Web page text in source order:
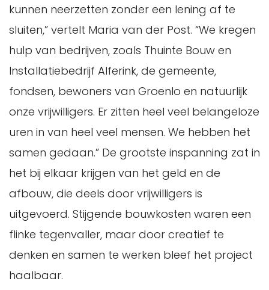
kunnen neerzetten zonder een lening af te
sluiten,” vertelt Maria van der Post. “We kregen
hulp van bedrijven, zoals Thuinte Bouw en
Installatiebedrijf Alferink, de gemeente,
fondsen, bewoners van Groenlo en natuurlijk
onze vrijwilligers. Er zitten heel veel belangeloze
uren in van heel veel mensen. We hebben het
samen gedaan.” De grootste inspanning zat in
het bij elkaar krijgen van het geld en de
afbouw, die deels door vrijwilligers is
uitgevoerd. Stijgende bouwkosten waren een
flinke tegenvaller, maar door creatief te
denken en samen te werken bleef het project
haalbaar.